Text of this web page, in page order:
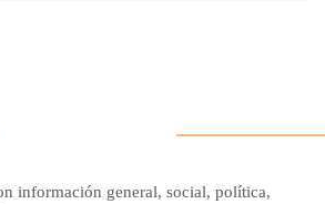
información general, social, política,